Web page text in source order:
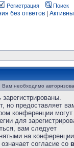
Регистрация Поиск
без ответов
Вам необходимо
но предоставляет
конференции
для
вам следует
на
согласие со